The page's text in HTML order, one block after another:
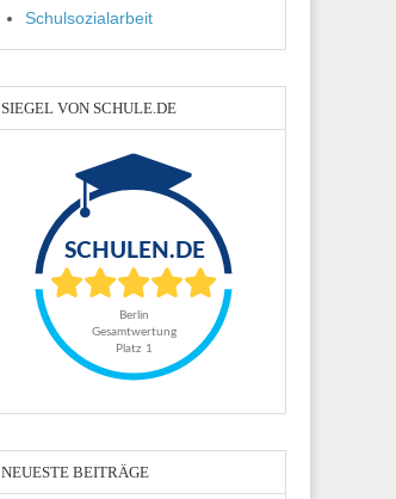
Schulsozialarbeit
SIEGEL VON SCHULE.DE
NEUESTE BEITRÄGE